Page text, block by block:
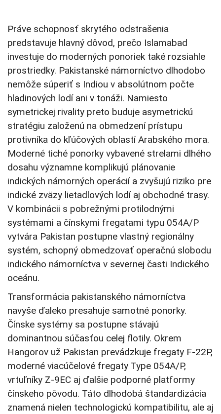
Práve schopnosť skrytého odstrašenia
predstavuje hlavný dôvod, prečo Islamabad
investuje do moderných ponoriek také rozsiahle
prostriedky. Pakistanské námorníctvo dlhodobo
nemôže súperiť s Indiou v absolútnom počte
hladinových lodí ani v tonáži. Namiesto
symetrickej rivality preto buduje asymetrickú
stratégiu založenú na obmedzení prístupu
protivníka do kľúčových oblastí Arabského mora.
Moderné tiché ponorky vybavené strelami dlhého
dosahu významne komplikujú plánovanie
indických námorných operácií a zvyšujú riziko pre
indické zväzy lietadlových lodí aj obchodné trasy.
V kombinácii s pobrežnými protilodnými
systémami a čínskymi fregatami typu 054A/P
vytvára Pakistan postupne vlastný regionálny
systém, schopný obmedzovať operačnú slobodu
indického námorníctva v severnej časti Indického
oceánu.
Transformácia pakistanského námorníctva
navyše ďaleko presahuje samotné ponorky.
Čínske systémy sa postupne stávajú
dominantnou súčasťou celej flotily. Okrem
Hangorov už Pakistan prevádzkuje fregaty F-22P,
moderné viacúčelové fregaty Type 054A/P,
vrtuľníky Z-9EC aj ďalšie podporné platformy
čínskeho pôvodu. Táto dlhodobá štandardizácia
znamená nielen technologickú kompatibilitu, ale aj